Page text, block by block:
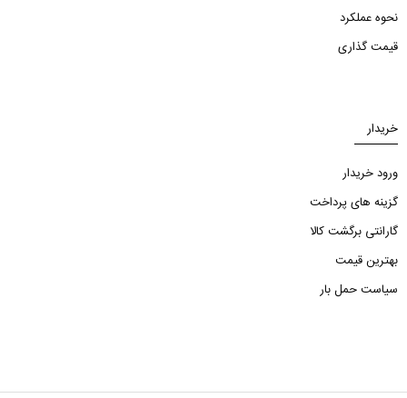
نحوه عملکرد
قیمت گذاری
خریدار
ورود خریدار
گزینه های پرداخت
گارانتی برگشت کالا
بهترین قیمت
سیاست حمل بار